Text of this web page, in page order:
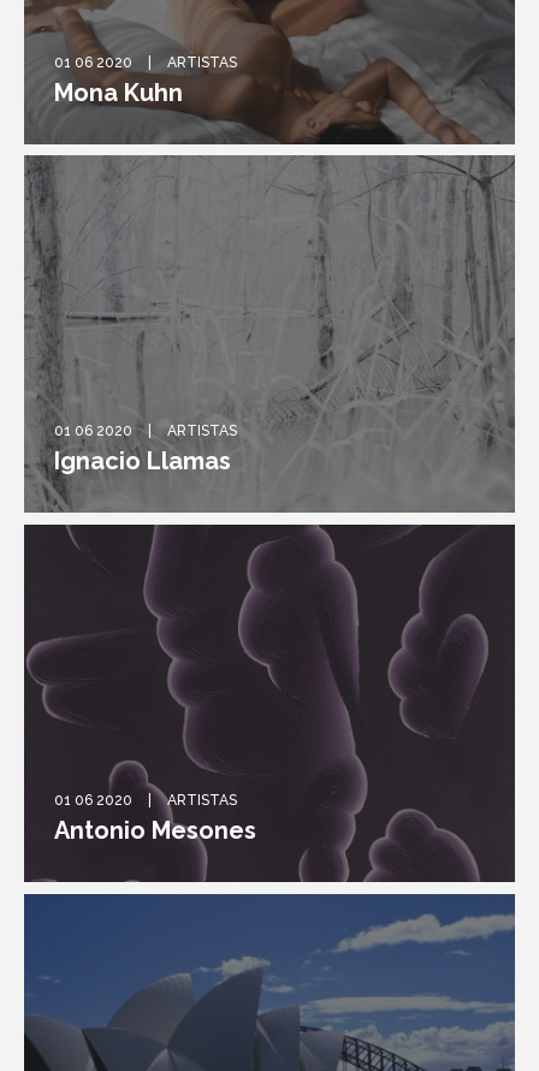
01 06 2020 ARTISTAS
Mona Kuhn
01 06 2020 ARTISTAS
Ignacio Llamas
01 06 2020 ARTISTAS
Antonio Mesones